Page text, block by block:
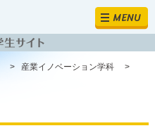
MENU
> 産業イノベーション学科
>